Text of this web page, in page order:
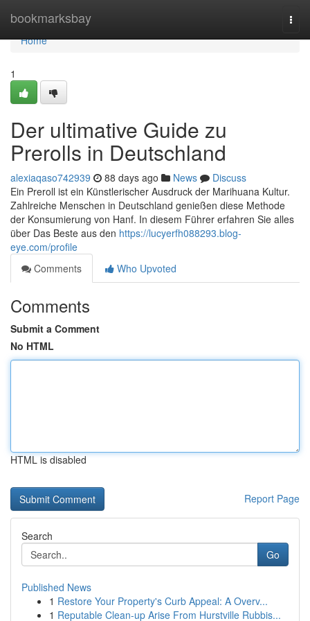
bookmarksbay
Home
Home
1
Der ultimative Guide zu
Prerolls in Deutschland
alexiaqaso742939 88 days ago News
Discuss
Ein Preroll ist ein Künstlerischer Ausdruck der Marihuana Kultur.
Zahlreiche Menschen in Deutschland genießen diese Methode
der Konsumierung von Hanf. In diesem Führer erfahren Sie alles
über Das Beste aus den https://lucyerfh088293.blog-
eye.com/profile
Comments
Who Upvoted
Comments
Submit a Comment
No HTML
HTML is disabled
Report Page
Search
Go
Published News
1 Restore Your Property's Curb Appeal: A Overv...
1 Reputable Clean-up Arise From Hurstville Rubbis...